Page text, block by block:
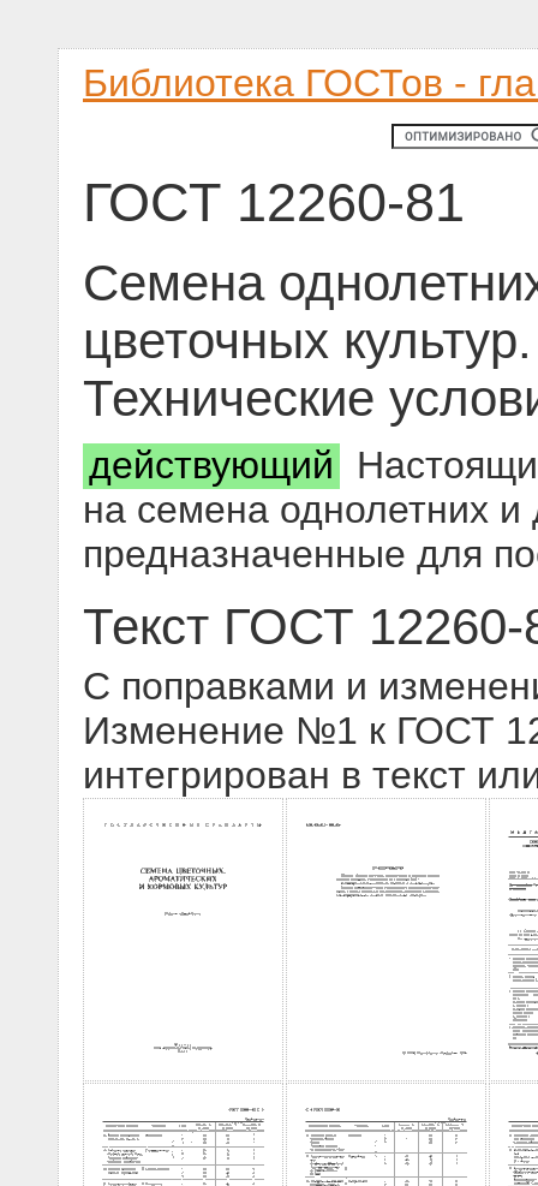
Библиотека ГОСТов -
ГОСТ 12260-81
Семена
цветочных
Технические
действующий
на семена однолетних и
предназначенные для
Текст ГОСТ 12260-
С поправками и
Изменение №1 к ГОСТ
интегрирован в текст